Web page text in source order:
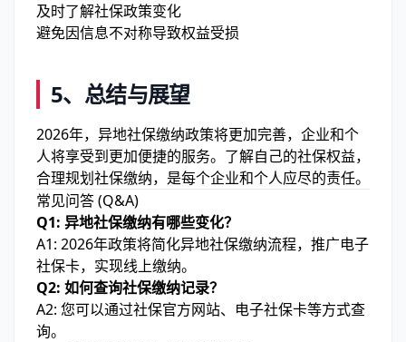
及时了解社保政策变化
避免因信息不对称导致权益受损
5、总结与展望
2026年，异地社保缴纳政策将更加完善，企业和个
人将享受到更加便捷的服务。了解自己的社保权益，
合理规划社保缴纳，是每个企业和个人应尽的责任。
常见问答 (Q&A)
Q1: 异地社保缴纳有哪些变化？
A1: 2026年政策将简化异地社保缴纳流程，推广电子
社保卡，实现线上缴纳。
Q2: 如何查询社保缴纳记录？
A2: 您可以通过社保官方网站、电子社保卡等方式查
询。